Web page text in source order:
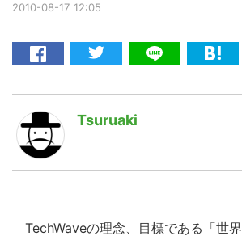
2010-08-17 12:05
Tsuruaki
TechWaveの理念、目標である「世
Re:Work
AI
暗号資産
[Voice Edition]
[YouTube]
LINE
Daily Weekly